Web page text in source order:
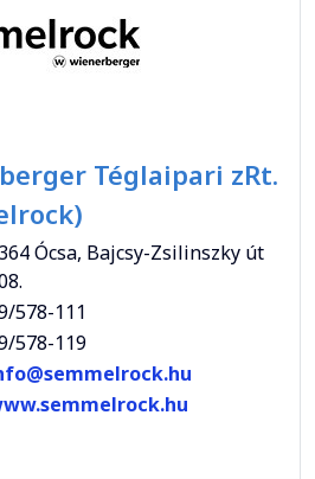
Téglaipari zRt.
Ócsa, Bajcsy-Zsilinszky út
578-111
578-119